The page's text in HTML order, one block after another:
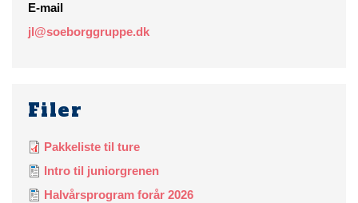
E-mail
jl@soeborggruppe.dk
Filer
Pakkeliste til ture
Intro til juniorgrenen
Halvårsprogram forår 2026